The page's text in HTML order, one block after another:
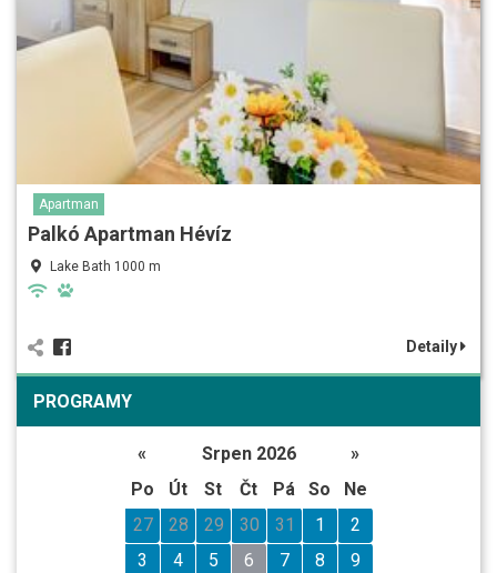
Apartman
Palkó Apartman Hévíz
Lake Bath 1000 m
Detaily
PROGRAMY
« Srpen 2026
»
Po
Út St Čt Pá So
Ne
27
28 29 30 31 1
2
3
4 5 6 7 8
9